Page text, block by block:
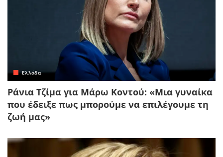
Ελλάδα
Ράνια Τζίμα για Μάρω Κοντού: «Μια γυναίκα
που έδειξε πως μπορούμε να επιλέγουμε τη
ζωή μας»